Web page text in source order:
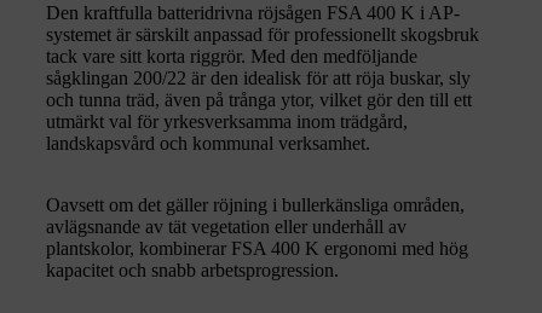
Den kraftfulla batteridrivna röjsågen FSA 400 K i AP-
systemet är särskilt anpassad för professionellt skogsbruk
tack vare sitt korta riggrör. Med den medföljande
sågklingan 200/22 är den idealisk för att röja buskar, sly
och tunna träd, även på trånga ytor, vilket gör den till ett
utmärkt val för yrkesverksamma inom trädgård,
landskapsvård och kommunal verksamhet.
Oavsett om det gäller röjning i bullerkänsliga områden,
avlägsnande av tät vegetation eller underhåll av
plantskolor, kombinerar FSA 400 K ergonomi med hög
kapacitet och snabb arbetsprogression.